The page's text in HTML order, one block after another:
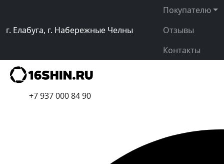
г. Елабуга, г. Набережные Челны
Покупателю
Отзывы
Контакты
+7 937 000 84 90